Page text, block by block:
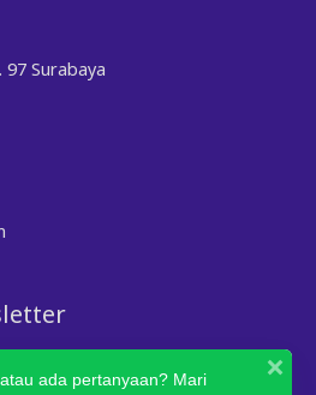
97 Surabaya
promo menarik melalui email
ada pertanyaan? Mari